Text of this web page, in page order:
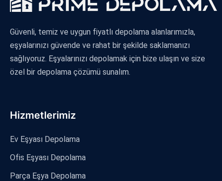
Güvenli, temiz ve uygun fiyatlı depolama alanlarımızla,
eşyalarınızı güvende ve rahat bir şekilde saklamanızı
sağlıyoruz. Eşyalarınızı depolamak için bize ulaşın ve size
özel bir depolama çözümü sunalım.
Hizmetlerimiz
Ev Eşyası Depolama
Ofis Eşyası Depolama
Parça Eşya Depolama